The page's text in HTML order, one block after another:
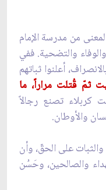
من مدرسة الإمام
والتضحية. ففي
أعلنوا ثباتهم
ثمّ قُتلت مراراً، ما
كربلاء تصنع رجالاً
والأوطان.
على الحقّ، وأن
والصالحين، وحَسُن